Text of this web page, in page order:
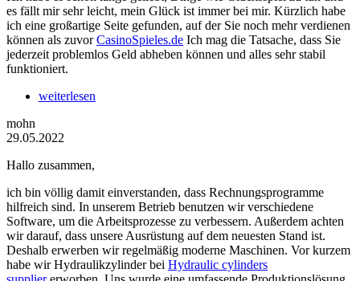
es fällt mir sehr leicht, mein Glück ist immer bei mir. Kürzlich habe
ich eine großartige Seite gefunden, auf der Sie noch mehr verdienen
können als zuvorCasinoSpieles.de Ich mag die Tatsache, dass Sie
jederzeit problemlos Geld abheben können und alles sehr stabil
funktioniert.
weiterlesen
mohn
29.05.2022
Hallo zusammen,
ich bin völlig damit einverstanden, dass Rechnungsprogramme
hilfreich sind. In unserem Betrieb benutzen wir verschiedene
Software, um die Arbeitsprozesse zu verbessern. Außerdem achten
wir darauf, dass unsere Ausrüstung auf dem neuesten Stand ist.
Deshalb erwerben wir regelmäßig moderne Maschinen. Vor kurzem
habe wir Hydraulikzylinder bei Hydraulic cylinders